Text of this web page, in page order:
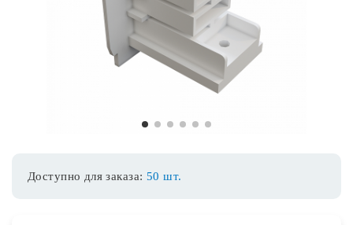
Трековые системы
1 2 3 4 5
Доступно для заказа: 50 шт.